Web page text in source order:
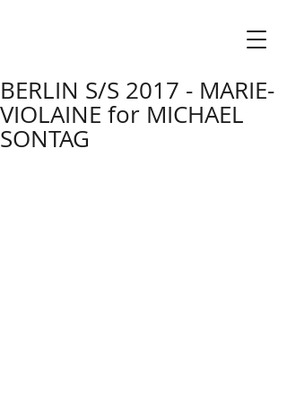
BERLIN S/S 2017 - MARIE-
VIOLAINE for MICHAEL
SONTAG